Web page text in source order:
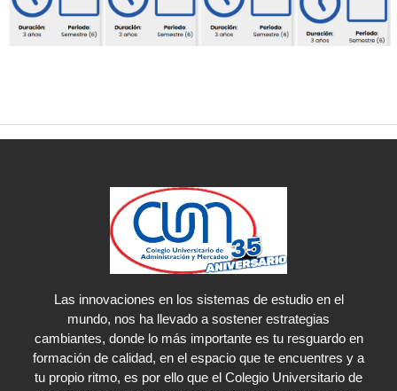
Las innovaciones en los sistemas de estudio en el
mundo, nos ha llevado a sostener estrategias
cambiantes, donde lo más importante es tu resguardo en
formación de calidad, en el espacio que te encuentres y a
tu propio ritmo, es por ello que el Colegio Universitario de